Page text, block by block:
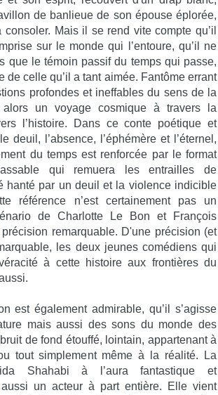
de banlieue de son épouse éplorée,
Mais il se rend vite compte qu’il
sur le monde qui l’entoure, qu’il ne
que le témoin passif du temps qui passe,
de celle qu’il a tant aimée. Fantôme errant
profondes et ineffables du sens de la
un voyage cosmique à travers la
l’histoire. Dans ce conte poétique et
deuil, l’absence, l’éphémère et l’éternel,
du temps est renforcée par le format
qui remuera les entrailles de
hanté par un deuil et la violence indicible
référence n’est certainement pas un
de Charlotte Le Bon et François
précision remarquable. D'une précision (et
les deux jeunes comédiens qui
à cette histoire aux frontières du
est également admirable, qu’il s’agisse
mais aussi des sons du monde des
de fond étouffé, lointain, appartenant à
tout simplement même à la réalité. La
Shahabi à l’aura fantastique et
un acteur à part entière. Elle vient